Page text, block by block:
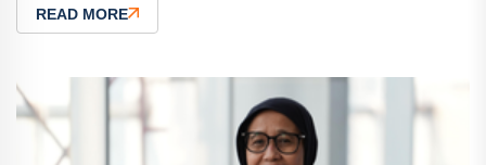
READ MORE